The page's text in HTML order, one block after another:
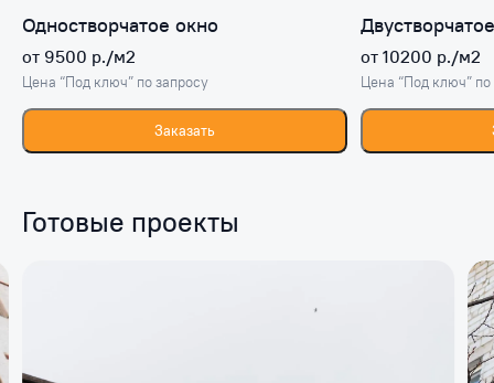
Одностворчатое окно
от 9500 р./м2
Цена “Под ключ” по запросу
Заказать
от 10200 р./м2
Цена “Под ключ” по
Готовые проекты